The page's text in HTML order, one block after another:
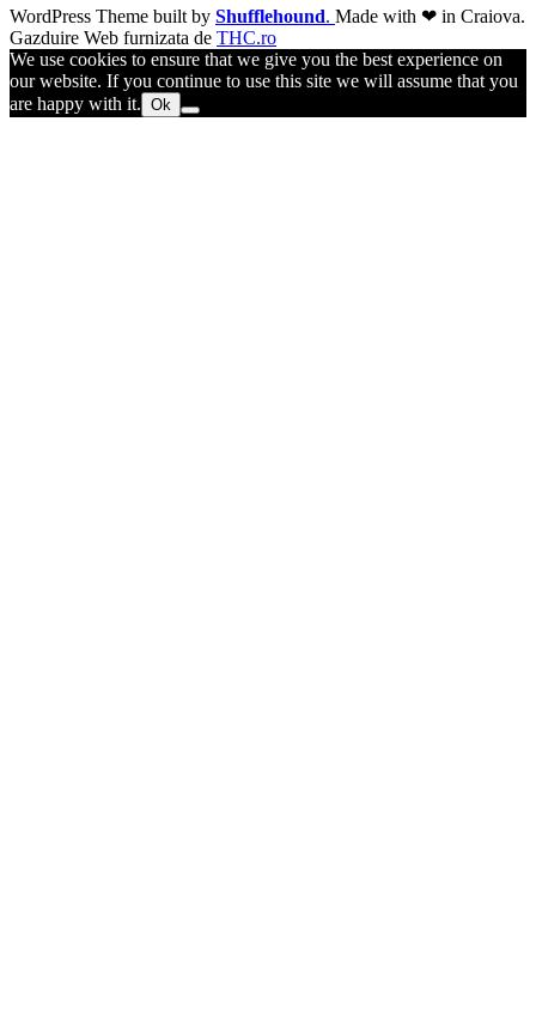
WordPress Theme built by Shufflehound. Made with ❤ in Craiova.
Gazduire Web furnizata de THC.ro
We use cookies to ensure that we give you the best experience on
our website. If you continue to use this site we will assume that you
are happy with it. Ok